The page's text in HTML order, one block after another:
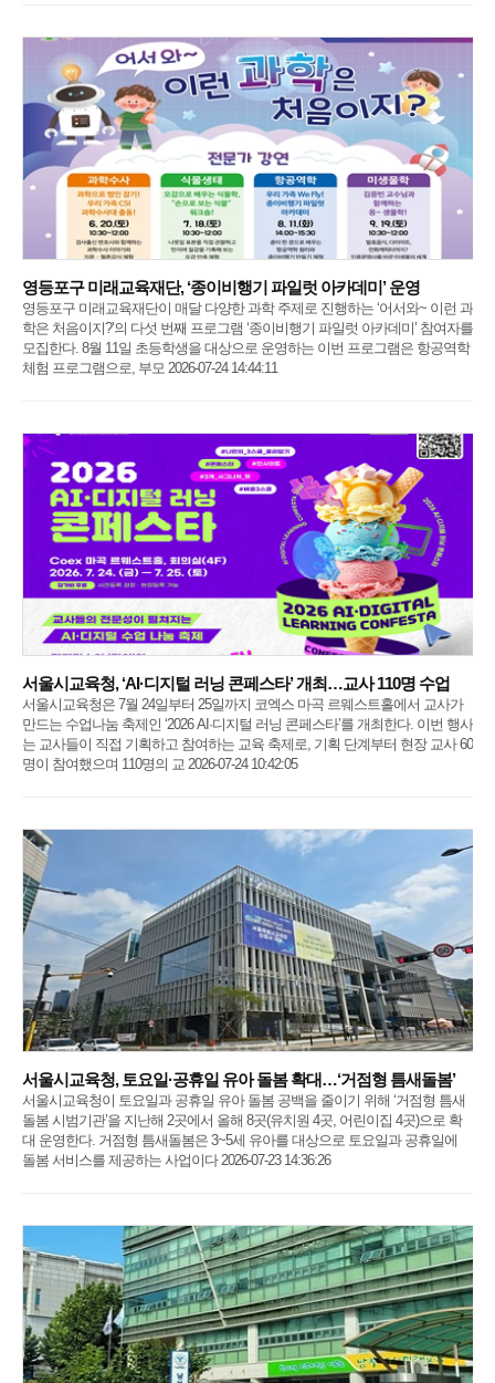
영등포구 미래교육재단, ‘종이비행기 파일럿 아카데미’ 운영
영등포구 미래교육재단이 매달 다양한 과학 주제로 진행하는 ‘어서와~ 이런 과
학은 처음이지?’의 다섯 번째 프로그램 ‘종이비행기 파일럿 아카데미’ 참여자를
모집한다. 8월 11일 초등학생을 대상으로 운영하는 이번 프로그램은 항공역학
체험 프로그램으로, 부모 2026-07-24 14:44:11
서울시교육청, ‘AI·디지털 러닝 콘페스타’ 개최…교사 110명 수업
서울시교육청은 7월 24일부터 25일까지 코엑스 마곡 르웨스트홀에서 교사가
만드는 수업나눔 축제인 ‘2026 AI·디지털 러닝 콘페스타’를 개최한다. 이번 행사
는 교사들이 직접 기획하고 참여하는 교육 축제로, 기획 단계부터 현장 교사 60
명이 참여했으며 110명의 교 2026-07-24 10:42:05
서울시교육청, 토요일·공휴일 유아 돌봄 확대…‘거점형 틈새돌봄’
서울시교육청이 토요일과 공휴일 유아 돌봄 공백을 줄이기 위해 ‘거점형 틈새
돌봄 시범기관’을 지난해 2곳에서 올해 8곳(유치원 4곳, 어린이집 4곳)으로 확
대 운영한다. 거점형 틈새돌봄은 3~5세 유아를 대상으로 토요일과 공휴일에
돌봄 서비스를 제공하는 사업이다 2026-07-23 14:36:26